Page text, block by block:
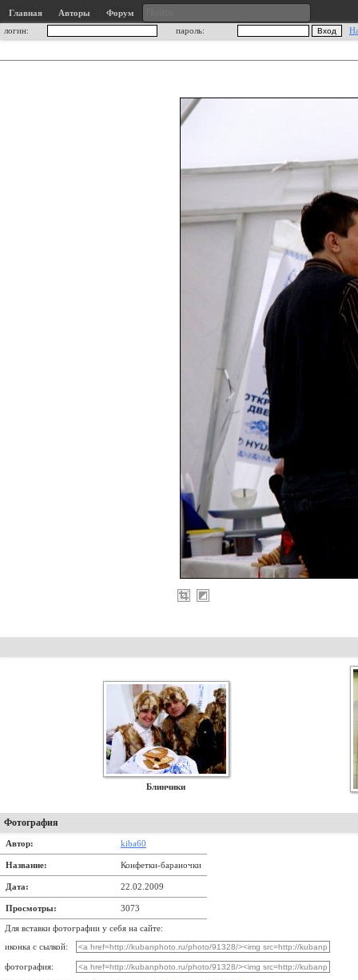
Главная Авторы
Форум
логин:
пароль:
Блинчики
Фотография
Автор: kiba60
Название: Конфетки-бараночки
Дата: 22.02.2009
Просмотры: 3073
Для вставки фотографии у себя на сайте:
иконка с сылкой:
фотография: